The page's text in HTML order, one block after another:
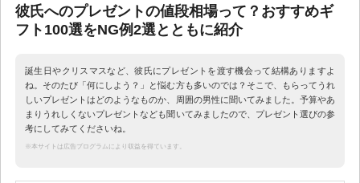
彼氏へのプレゼントの値段相場って？おすすめギ
フト100選をNG例2選とともに紹介
誕生日やクリスマスなど、彼氏にプレゼントを渡す機会って結構ありますよ
ね。そのたび「何にしよう？」と悩む方も多いのでは？そこで、もらってうれ
しいプレゼントはどのようなものか、周囲の男性に聞いてみました。予算やあ
まりうれしくないプレゼントなども聞いてみましたので、プレゼント選びの参
考にしてみてくださいね。
※本サイトは広告プログラムにより収益を得ています。